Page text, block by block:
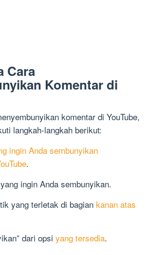
Cara
Komentar di
komentar di YouTube,
langkah-langkah berikut:
ingin Anda sembunyikan
.
ingin Anda sembunyikan.
yang terletak di bagian kanan atas
dari opsi yang tersedia.